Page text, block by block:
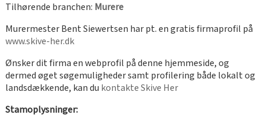
Tilhørende branchen: Murere
Murermester Bent Siewertsen har pt. en gratis firmaprofil på
www.skive-her.dk
Ønsker dit firma en webprofil på denne hjemmeside, og
dermed øget søgemuligheder samt profilering både lokalt og
landsdækkende, kan du kontakte Skive Her
Stamoplysninger: